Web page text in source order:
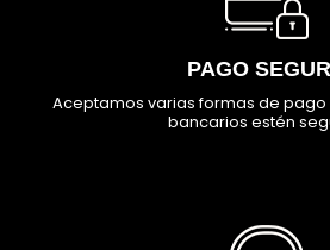
PAGO
Aceptamos varias formas de
bancarios estén